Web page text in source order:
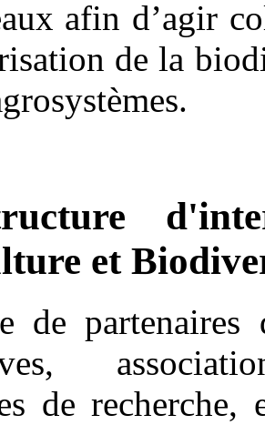
afin d’agir
de la
et
de
de